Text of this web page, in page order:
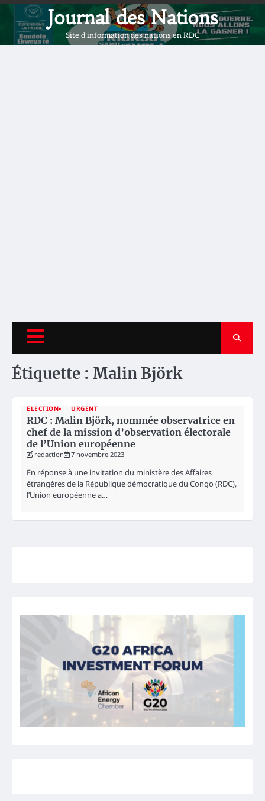
content
Journal des Nations
Site d'information des nations en RDC
Étiquette : Malin Björk
ELECTION URGENT
RDC : Malin Björk, nommée observatrice en
chef de la mission d’observation électorale
de l’Union européenne
redaction 7 novembre 2023
En réponse à une invitation du ministère des Affaires
étrangères de la République démocratique du Congo (RDC),
l’Union européenne a…